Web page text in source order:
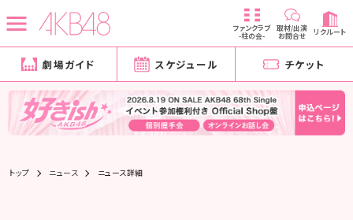
ファンクラブ
-柱の会-
取材/出演
お問合せ リクルート
劇場ガイド スケジュール チケット
トップ ニュース ニュース詳細